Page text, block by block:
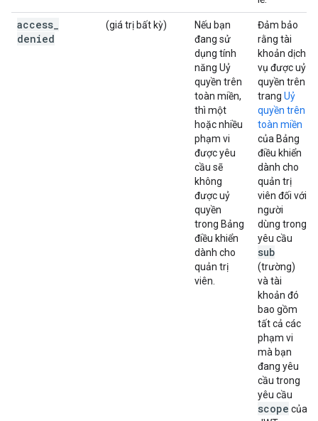
access
denied
(giá trị bất kỳ)
Nếu bạn
đang sử
dụng tính
năng Uỷ
quyền trên
toàn miền,
thì một
hoặc nhiều
phạm vi
được yêu
cầu sẽ
không
được uỷ
quyền
trong Bảng
điều khiển
dành cho
quản trị
viên.
Đảm bảo
rằng tài
khoản dịch
vụ được uỷ
quyền trên
trang Uỷ
quyền trên
toàn miền
của Bảng
điều khiển
dành cho
quản trị
viên đối với
người
dùng trong
yêu cầu
sub
(trường)
và tài
khoản đó
bao gồm
tất cả các
phạm vi
mà bạn
đang yêu
cầu trong
yêu cầu
scope của